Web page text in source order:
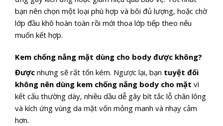
bạn nên chọn một loại phù hợp và bôi đủ lượng, hoặc chờ
lớp đầu khô hoàn toàn rồi mới thoa lớp tiếp theo nếu
muốn kết hợp.
Kem chống nắng mặt dùng cho body được không?
Được nhưng sẽ rất tốn kém. Ngược lại, bạn tuyệt đối
không nên dùng kem chống nắng body cho mặt vì
kết cấu thường dày, nhiều dầu dễ gây bít tắc lỗ chân lông
và kích ứng vùng da mặt vốn mỏng manh và nhạy cảm
hơn.